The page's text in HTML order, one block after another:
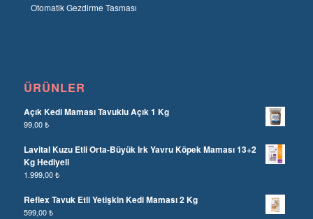
Otomatik Gezdirme Tasması
ÜRÜNLER
Açık Kedi Maması Tavuklu Açık 1 Kg
99,00₺
Lavital Kuzu Etli Orta-Büyük Irk Yavru Köpek Maması 13+2
Kg Hediyeli
1.999,00₺
Reflex Tavuk Etli Yetişkin Kedi Maması 2 Kg
599,00₺